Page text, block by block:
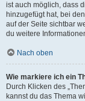
ist auch möglich, dass
hinzugefügt hat, bei
auf der Seite sichtbar
du weitere
Nach oben
Wie markiere ich ein
Durch Klicken des
kannst du das Thema